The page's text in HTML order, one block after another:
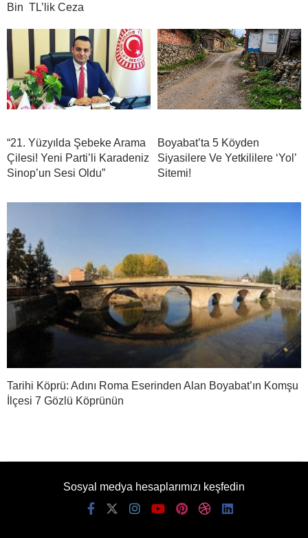
Bin TL’lik Ceza
“21. Yüzyılda Şebeke Arama
Çilesi! Yeni Parti’li Karadeniz
Sinop’un Sesi Oldu”
Boyabat’ta 5 Köyden
Siyasilere Ve Yetkililere ‘Yol’
Sitemi!
Tarihi Köprü: Adını Roma Eserinden Alan Boyabat’ın Komşu
İlçesi 7 Gözlü Köprünün
Sosyal medya hesaplarımızı keşfedin